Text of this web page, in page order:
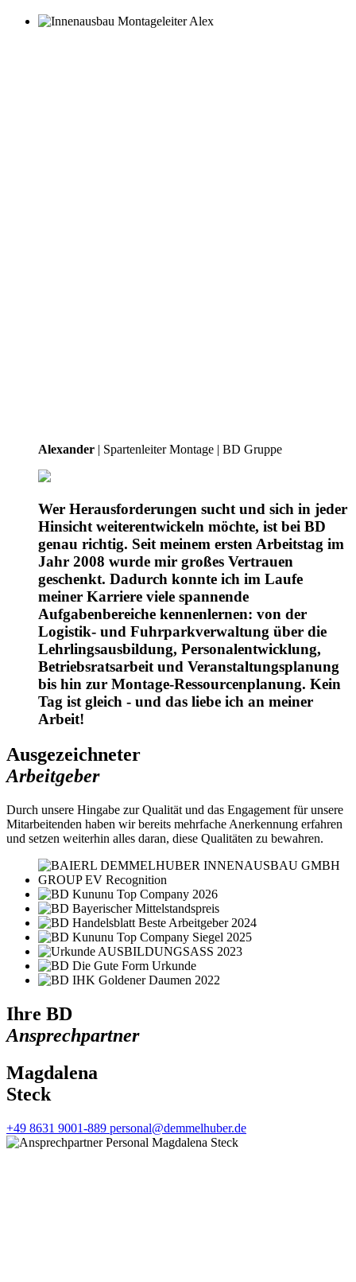
Alexander | Spartenleiter Montage | BD Gruppe
Wer Herausforderungen sucht und sich in jeder
Hinsicht weiterentwickeln möchte, ist bei BD
genau richtig. Seit meinem ersten Arbeitstag im
Jahr 2008 wurde mir großes Vertrauen
geschenkt. Dadurch konnte ich im Laufe
meiner Karriere viele spannende
Aufgabenbereiche kennenlernen: von der
Logistik- und Fuhrparkverwaltung über die
Lehrlingsausbildung, Personalentwicklung,
Betriebsratsarbeit und Veranstaltungsplanung
bis hin zur Montage-Ressourcenplanung. Kein
Tag ist gleich - und das liebe ich an meiner
Arbeit!
Ausgezeichneter
Arbeitgeber
Durch unsere Hingabe zur Qualität und das Engagement für unsere
Mitarbeitenden haben wir bereits mehrfache Anerkennung erfahren
und setzen weiterhin alles daran, diese Qualitäten zu bewahren.
Ihre BD
Ansprechpartner
Magdalena
Steck
+49 8631 9001-889 personal@demmelhuber.de